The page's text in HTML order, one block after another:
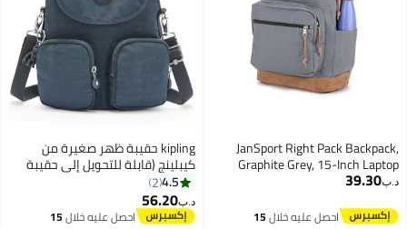
JanSport Right Pack Backpack,
Graphite Grey, 15-Inch Laptop
Sleeve, Suede Leather Bottom,
Water Bottle Pocket
د.ب‏39.30
احصل عليه خلال15
2
kipling حقيبة ظهر صغيرة من
كيبلينج (قابلة للتحويل إلى حقيبة
Up
4.5
2
د.ب‏56.20
احصل عليه خلال15